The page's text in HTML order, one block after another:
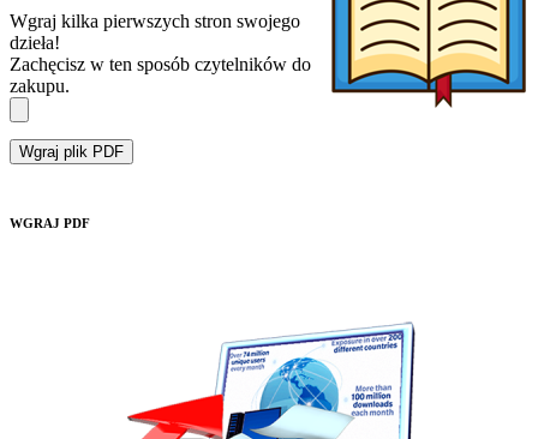
Wgraj kilka pierwszych stron swojego
dzieła!
Zachęcisz w ten sposób czytelników do
zakupu.
Wgraj plik PDF
WGRAJ PDF